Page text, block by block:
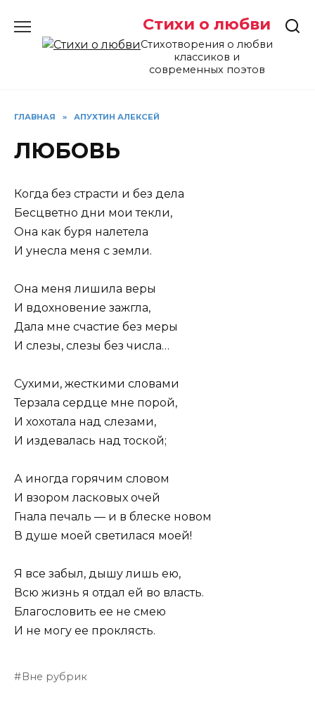
содержанию
Стихи о любви
Стихотворения о любви
классиков и
современных поэтов
ГЛАВНАЯ » АПУХТИН АЛЕКСЕЙ
ЛЮБОВЬ
Когда без страсти и без дела
Бесцветно дни мои текли,
Она как буря налетела
И унесла меня с земли.
Она меня лишила веры
И вдохновение зажгла,
Дала мне счастие без меры
И слезы, слезы без числа…
Сухими, жесткими словами
Терзала сердце мне порой,
И хохотала над слезами,
И издевалась над тоской;
А иногда горячим словом
И взором ласковых очей
Гнала печаль — и в блеске новом
В душе моей светилася моей!
Я все забыл, дышу лишь ею,
Всю жизнь я отдал ей во власть.
Благословить ее не смею
И не могу ее проклясть.
Вне рубрик